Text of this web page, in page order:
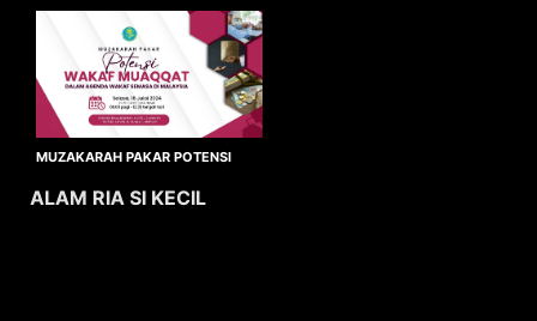
MUZAKARAH PAKAR POTENSI
ALAM RIA SI KECIL